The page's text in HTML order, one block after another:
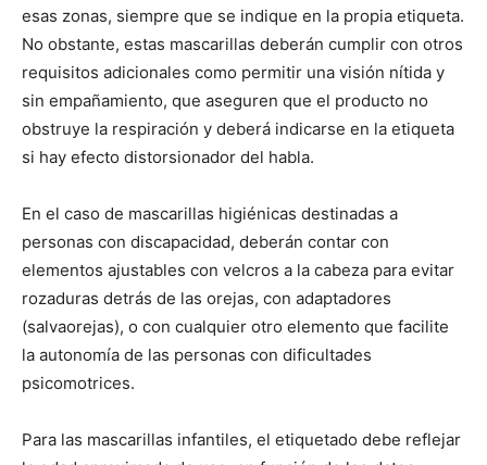
esas zonas, siempre que se indique en la propia etiqueta.
No obstante, estas mascarillas deberán cumplir con otros
requisitos adicionales como permitir una visión nítida y
sin empañamiento, que aseguren que el producto no
obstruye la respiración y deberá indicarse en la etiqueta
si hay efecto distorsionador del habla.
En el caso de mascarillas higiénicas destinadas a
personas con discapacidad, deberán contar con
elementos ajustables con velcros a la cabeza para evitar
rozaduras detrás de las orejas, con adaptadores
(salvaorejas), o con cualquier otro elemento que facilite
la autonomía de las personas con dificultades
psicomotrices.
Para las mascarillas infantiles, el etiquetado debe reflejar